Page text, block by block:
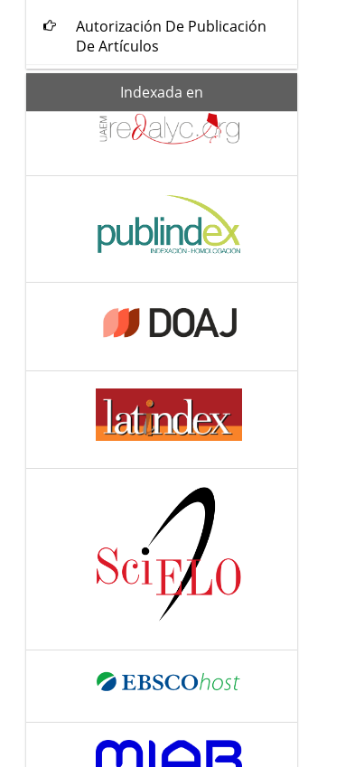
Autorización De Publicación
De Artículos
Indexada en